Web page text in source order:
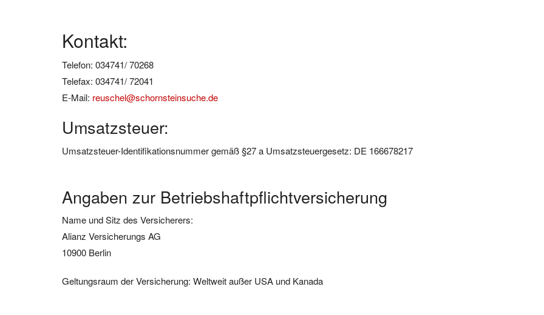
Kontakt:
Telefon: 034741/ 70268
Telefax: 034741/ 72041
E-Mail: reuschel@schornsteinsuche.de
Umsatzsteuer:
Umsatzsteuer-Identifikationsnummer gemäß §27 a Umsatzsteuergesetz: DE 166678217
Angaben zur Betriebshaftpflichtversicherung
Name und Sitz des Versicherers:
Alianz Versicherungs AG
10900 Berlin
Geltungsraum der Versicherung: Weltweit außer USA und Kanada